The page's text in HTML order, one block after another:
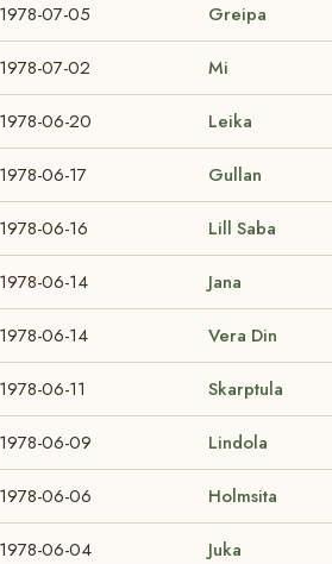
1978-07-05 Greipa
1978-07-02 Mi
1978-06-20 Leika
1978-06-17 Gullan
1978-06-16 Lill Saba
1978-06-14 Jana
1978-06-14 Vera Din
1978-06-11 Skarptula
1978-06-09 Lindola
1978-06-06 Holmsita
1978-06-04 Juka